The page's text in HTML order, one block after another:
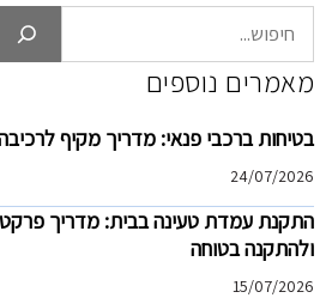
חיפוש
מאמרים נוספים
בטיחות ברכבי פנאי: מדריך מקיף
24/07/2026
התקנת עמדת טעינה בבית: מדריך
ולהתקנה בטוחה
15/07/2026